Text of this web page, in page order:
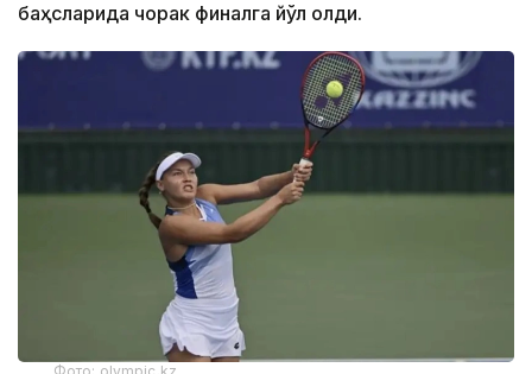
баҳсларида чорак финалга йўл олди.